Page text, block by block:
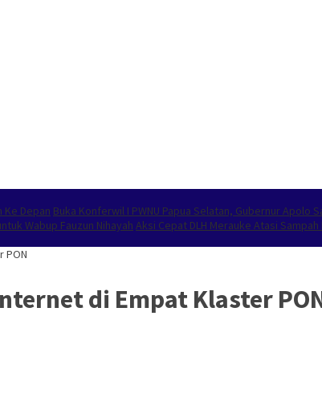
Ke Depan Buka Konferwil I PWNU Papua Selatan, Gubernur Apolo
Wabup Fauzun Nihayah Aksi Cepat DLH Merauke Atasi Sampah
PON
di Empat Klaster